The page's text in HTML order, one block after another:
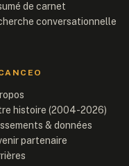
de carnet
conversationnelle
histoire (2004-2026)
& données
partenaire